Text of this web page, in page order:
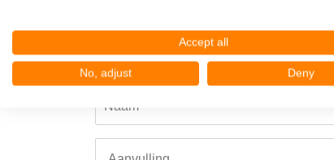
Beoordeel Joca Parts B.V.
Uw beoordeling:
Accept all
No, adjust Deny